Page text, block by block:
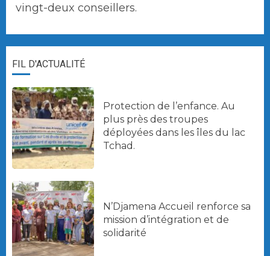
vingt-deux conseillers.
FIL D'ACTUALITÉ
Protection de l’enfance. Au
plus près des troupes
déployées dans les îles du lac
Tchad.
N’Djamena Accueil renforce sa
mission d’intégration et de
solidarité